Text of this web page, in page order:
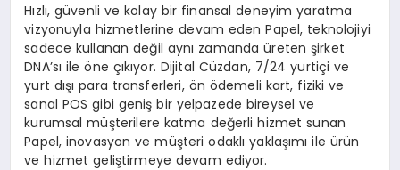
Hızlı, güvenli ve kolay bir finansal deneyim yaratma
vizyonuyla hizmetlerine devam eden Papel, teknolojiyi
sadece kullanan değil aynı zamanda üreten şirket
DNA’sı ile öne çıkıyor. Dijital Cüzdan, 7/24 yurtiçi ve
yurt dışı para transferleri, ön ödemeli kart, fiziki ve
sanal POS gibi geniş bir yelpazede bireysel ve
kurumsal müşterilere katma değerli hizmet sunan
Papel, inovasyon ve müşteri odaklı yaklaşımı ile ürün
ve hizmet geliştirmeye devam ediyor.